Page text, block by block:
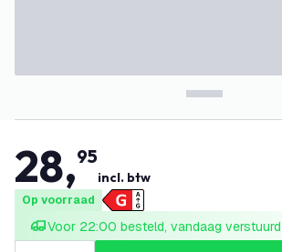
28,95
incl. btw
Op voorraad
Voor 22:00 besteld, vandaag verstuurd